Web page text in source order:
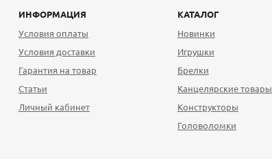
ИНФОРМАЦИЯ
Условия оплаты
Условия доставки
Гарантия на товар
Статьи
Личный кабинет
КАТАЛОГ
Новинки
Игрушки
Брелки
Канцелярские товары
Конструкторы
Головоломки